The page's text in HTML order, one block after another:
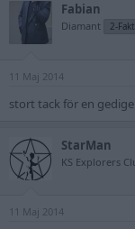
Fabian
Diamant 2-
11 Maj 2014
stort tack för en
StarMan
KS Explorers
11 Maj 2014